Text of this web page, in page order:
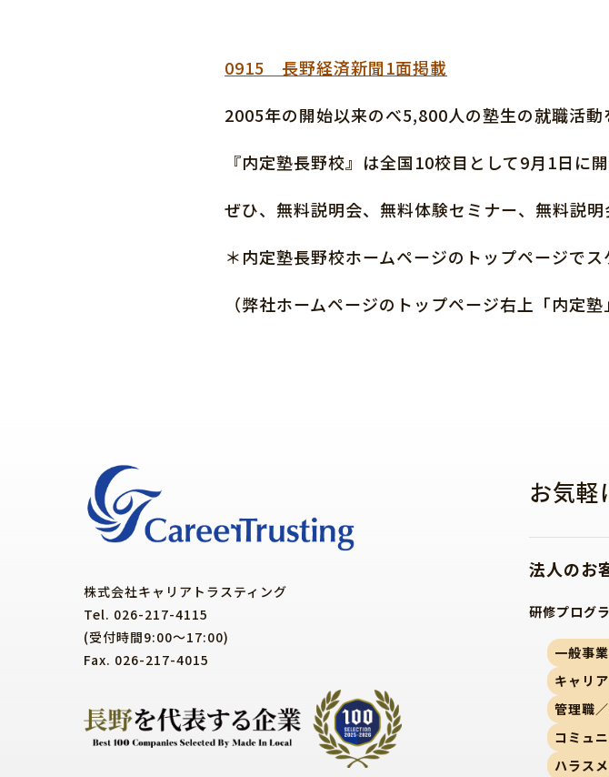
0915 長野経済新聞1面掲載
2005年の開始以来のべ5,800人の塾生の就職活動
『内定塾長野校』は全国10校目として9月1日に開
ぜひ、無料説明会、無料体験セミナー、無料説明
＊内定塾長野校ホームページのトップページでス
（弊社ホームページのトップページ右上「内定
株式会社キャリアトラスティング
Tel. 026-217-4115
(受付時間9:00～17:00)
Fax. 026-217-4015
お気軽
法人のお
研修プログ
一般事
キャリ
管理職
コミュ
ハラス